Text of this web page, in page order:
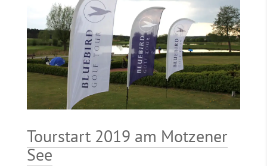
Tourstart 2019 am Motzener
See